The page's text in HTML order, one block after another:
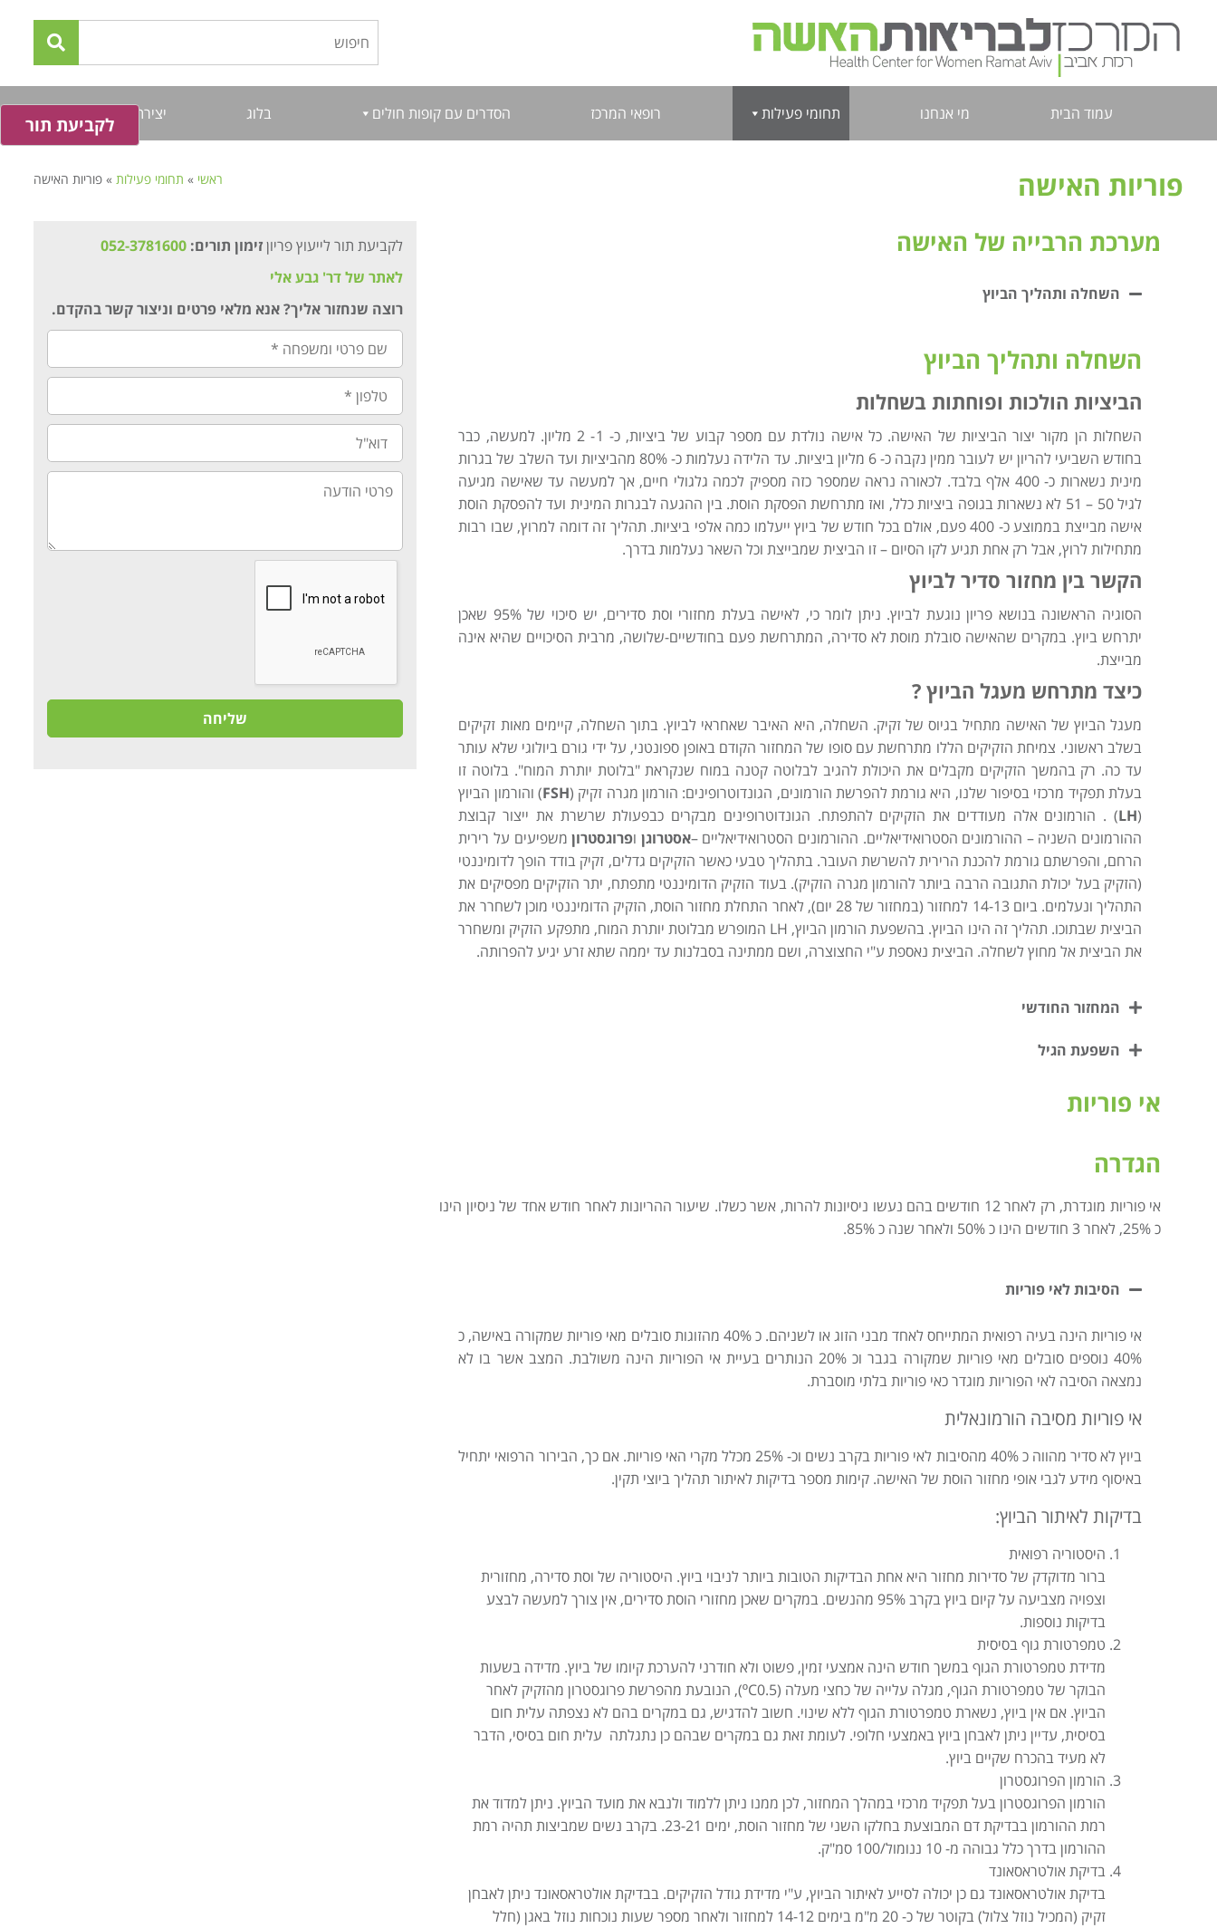
עמוד הבית מי אנחנו תחומי פעילות רופאי המרכז הסדרים עם קופות חולים בלוג יצירת קשרלקביעת תור
ראשי » תחומי פעילות » פוריות האישה פוריות האישה
מערכת הרבייה של האישה
השחלה ותהליך הביוץ
השחלה ותהליך הביוץ
הביציות הולכות ופוחתות בשחלות
השחלות הן מקור יצור הביציות של האישה. כל אישה נולדת עם מספר קבוע של ביציות, כ- 1- 2 מליון. למעשה, כבר
בחודש השביעי להריון יש לעובר ממין נקבה כ- 6 מליון ביציות. עד הלידה נעלמות כ- 80% מהביציות ועד השלב של בגרות
מינית נשארות כ- 400 אלף בלבד. לכאורה נראה שמספר כזה מספיק לכמה גלגולי חיים, אך למעשה עד שאישה מגיעה
לגיל 50 – 51 לא נשארות בגופה ביציות כלל, ואז מתרחשת הפסקת הוסת. בין ההגעה לבגרות המינית ועד להפסקת הוסת
אישה מבייצת בממוצע כ- 400 פעם, אולם בכל חודש של ביוץ ייעלמו כמה אלפי ביציות. תהליך זה דומה למרוץ, שבו רבות
מתחילות לרוץ, אבל רק אחת תגיע לקו הסיום – זו הביצית שמבייצת וכל השאר נעלמות בדרך.
הקשר בין מחזור סדיר לביוץ
הסוגיה הראשונה בנושא פריון נוגעת לביוץ. ניתן לומר כי, לאישה בעלת מחזורי וסת סדירים, יש סיכוי של 95% שאכן
יתרחש ביוץ. במקרים שהאישה סובלת מוסת לא סדירה, המתרחשת פעם בחודשיים-שלושה, מרבית הסיכויים שהיא אינה
מבייצת.
כיצד מתרחש מעגל הביוץ ?
מעגל הביוץ של האישה מתחיל בגיוס של זקיק. השחלה, היא האיבר שאחראי לביוץ. בתוך השחלה, קיימים מאות זקיקים
בשלב ראשוני. צמיחת הזקיקים הללו מתרחשת עם סופו של המחזור הקודם באופן ספונטני, על ידי גורם ביולוגי שלא עותר
עד כה. רק בהמשך הזקיקים מקבלים את היכולת להגיב לבלוטה קטנה במוח שנקראת "בלוטת יותרת המוח". בלוטה זו
בעלת תפקיד מרכזי בסיפור שלנו, היא גורמת להפרשת הורמונים, הגונדוטרופינים: הורמון מגרה זקיק (FSH) והורמון הביוץ
(
LH) . הורמונים אלה מעודדים את הזקיקים להתפתח. הגונדוטרופינים מבקרים כבפעולת שרשרת את ייצור קבוצת
ההורמונים השניה – ההורמונים הסטרואידיאליים. ההורמונים הסטרואידיאליים –אסטרוגן ופרוגסטרוןמשפיעים על רירית
הרחם, והפרשתם גורמת להכנת הרירית להשרשת העובר. בתהליך טבעי כאשר הזקיקים גדלים, זקיק בודד הופך לדומיננטי
(הזקיק בעל יכולת התגובה הרבה ביותר להורמון מגרה הזקיק). בעוד הזקיק הדומיננטי מתפתח, יתר הזקיקים מפסיקים את
התהליך ונעלמים. ביום 14-13 למחזור (במחזור של 28 יום), לאחר התחלת מחזור הוסת, הזקיק הדומיננטי מוכן לשחרר את
הביצית שבתוכו. תהליך זה הינו הביוץ. בהשפעת הורמון הביוץ, LH המופרש מבלוטת יותרת המוח, מתפקע הזקיק ומשחרר
את הביצית אל מחוץ לשחלה. הביצית נאספת ע"י החצוצרה, ושם ממתינה בסבלנות עד יממה שתא זרע יגיע להפרותה.
המחזור החודשי
השפעת הגיל
אי פוריות
הגדרה
אי פוריות מוגדרת, רק לאחר 12 חודשים בהם נעשו ניסיונות להרות, אשר כשלו. שיעור ההריונות לאחר חודש אחד של ניסיון הינו
כ 25%, לאחר 3 חודשים הינו כ 50% ולאחר שנה כ 85%.
הסיבות לאי פוריות
אי פוריות הינה בעיה רפואית המתייחס לאחד מבני הזוג או לשניהם. כ 40% מהזוגות סובלים מאי פוריות שמקורה באישה, כ
40% נוספים סובלים מאי פוריות שמקורה בגבר וכ 20% הנותרים בעיית אי הפוריות הינה משולבת. המצב אשר בו לא
נמצאה הסיבה לאי הפוריות מוגדר כאי פוריות בלתי מוסברת.
אי פוריות מסיבה הורמונאלית
ביוץ לא סדיר מהווה כ 40% מהסיבות לאי פוריות בקרב נשים וכ- 25% מכלל מקרי האי פוריות. אם כך, הבירור הרפואי יתחיל
באיסוף מידע לגבי אופי מחזור הוסת של האישה. קימות מספר בדיקות לאיתור תהליך ביוצי תקין.
בדיקות לאיתור הביוץ:
היסטוריה רפואית
ברור מדוקדק של סדירות מחזור היא אחת הבדיקות הטובות ביותר לניבוי ביוץ. היסטוריה של וסת סדירה, מחזורית
וצפויה מצביעה על קיום ביוץ בקרב 95% מהנשים. במקרים שאכן מחזורי הוסת סדירים, אין צורך למעשה לבצע
בדיקות נוספות.
טמפרטורת גוף בסיסית
מדידת טמפרטורת הגוף במשך חודש הינה אמצעי זמין, פשוט ולא חודרני להערכת קיומו של ביוץ. מדידה בשעות
הבוקר של טמפרטורת הגוף, מגלה עלייה של כחצי מעלה (ºC0.5), הנובעת מהפרשת פרוגסטרון מהזקיק לאחר
הביוץ. אם אין ביוץ, נשארת טמפרטורת הגוף ללא שינוי. חשוב להדגיש, גם במקרים בהם לא נצפתה עלית חום
בסיסית, עדיין ניתן לאבחן ביוץ באמצעי חלופי. לעומת זאת גם במקרים שבהם כן נתגלתה עלית חום בסיסי, הדבר
לא מעיד בהכרח שקיים ביוץ.
הורמון הפרוגסטרון
הורמון הפרוגסטרון בעל תפקיד מרכזי במהלך המחזור, לכן ממנו ניתן ללמוד ולנבא את מועד הביוץ. ניתן למדוד את
רמת ההורמון בבדיקת דם המבוצעת בחלקו השני של מחזור הוסת, ימים 23-21. בקרב נשים שמביצות תהיה רמת
ההורמון בדרך כלל גבוהה מ- 10 ננומול/100 סמ"ק.
בדיקת אולטראסאונד
בדיקת אולטראסאונד גם כן יכולה לסייע לאיתור הביוץ, ע"י מדידת גודל הזקיקים. בבדיקת אולטראסאונד ניתן לאבחן
זקיק (המכיל נוזל צלול) בקוטר של כ- 20 מ"מ בימים 14-12 למחזור ולאחר מספר שעות נוכחות נוזל באגן (חלל
לקביעת תור לייעוץ פריוןזימון תורים: 052-3781600
לאתר של דר' גבע אלי
רוצה שנחזור אליך? אנא מלאי פרטים וניצור קשר בהקדם.
שם
פרטי
ומשפחה
*
טלפון
דוא"ל
פרטי
הודעה
שליחה